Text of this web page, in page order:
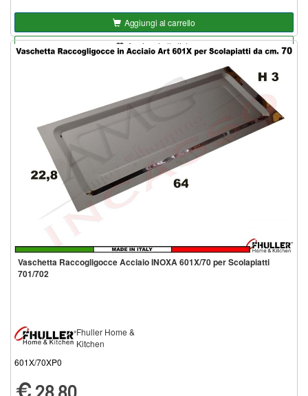
Aggiungi al carrello
Aggiungi alla lista
Vaschetta Raccogligocce Acciaio INOXA 601X/70 per Scolapiatti
701/702
Fhuller Home &
Kitchen
601X/70XP0